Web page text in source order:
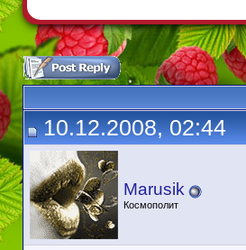
10.12.2008, 02:44
Marusik
Космополит